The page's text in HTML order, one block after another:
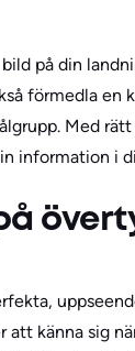
på din
förmedla
Med
information
att känna sig